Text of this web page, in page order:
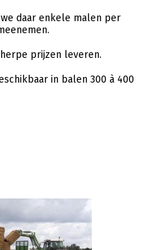
daar enkele malen per
prijzen leveren.
in balen 300 à 400